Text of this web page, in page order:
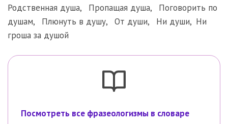
Родственная душа, Пропащая душа, Поговорить по
душам, Плюнуть в душу, От души, Ни души, Ни
гроша за душой
Посмотреть все фразеологизмы в словаре